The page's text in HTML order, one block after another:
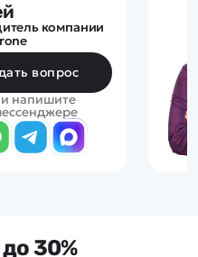
компании
вопрос
напишите
30%